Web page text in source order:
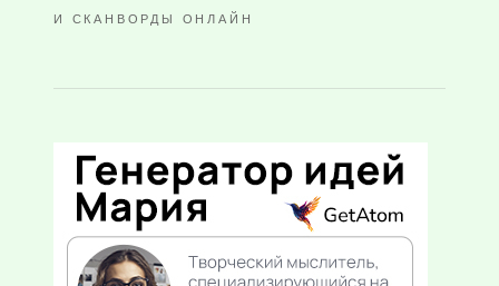
И СКАНВОРДЫ ОНЛАЙН